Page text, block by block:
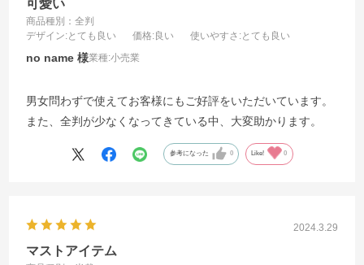
可愛い
商品種別：全判
デザイン:とても良い 価格:良い 使いやすさ :とても良い
no name 業種:小売業
男女問わずで使えてお客様にもご好評をいただいています。
また、全判が少なくなってきている中、大変助かります。
参考になった 0 Like! 0
2024.3.29
マストアイテム